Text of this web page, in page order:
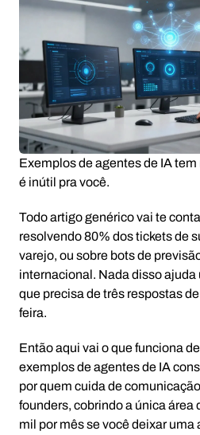
Exemplos de agentes de IA
é inútil pra você.
Todo artigo genérico vai te
resolvendo 80% dos tickets de
varejo, ou sobre bots de
internacional. Nada disso ajuda
que precisa de três respostas
feira.
Então aqui vai o que funciona
exemplos de agentes de IA
por quem cuida de
founders, cobrindo a única área
mil por mês se você deixar